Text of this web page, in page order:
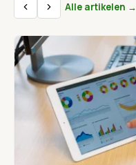
Alle artikelen →